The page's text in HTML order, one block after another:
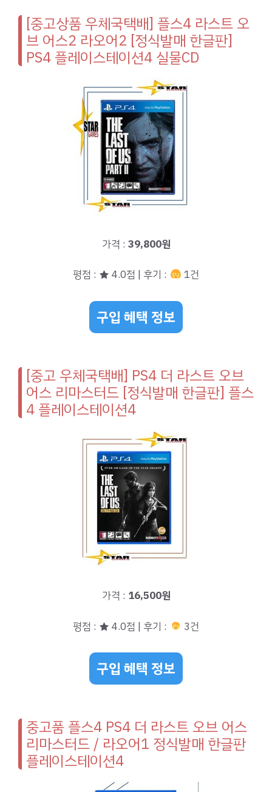
[중고상품 우체국택배] 플스4 라스트 오
브 어스2 라오어2 [정식발매 한글판]
PS4 플레이스테이션4 실물CD
가격 : 39,800원
평점 : ★ 4.0점 | 후기 : 1건
구입 혜택 정보
[중고 우체국택배] PS4 더 라스트 오브
어스 리마스터드 [정식발매 한글판] 플스
4 플레이스테이션4
가격 : 16,500원
평점 : ★ 4.0점 | 후기 : 3건
구입 혜택 정보
중고품 플스4 PS4 더 라스트 오브 어스
리마스터드 / 라오어1 정식발매 한글판
플레이스테이션4